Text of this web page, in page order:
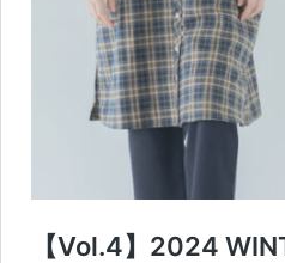
【Vol.4】2024